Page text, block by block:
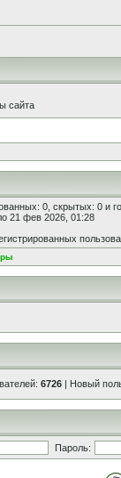
сайта
0, скрытых: 0 и
21 фев 2026, 01:28
6726 | Новый
Пароль: